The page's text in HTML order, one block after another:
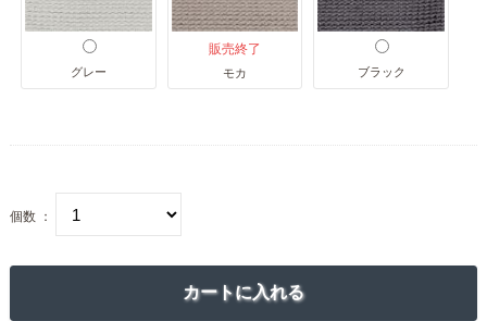
グレー
販売終了
モカ ブラック
個数 ：